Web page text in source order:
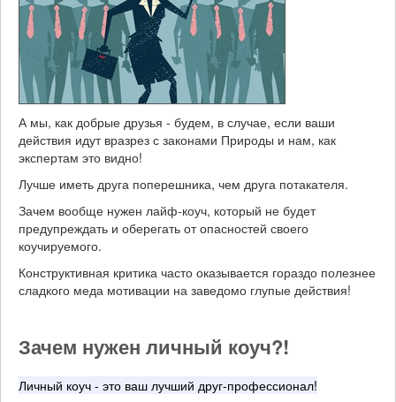
А мы, как добрые друзья - будем, в случае, если ваши
действия идут вразрез с законами Природы и нам, как
экспертам это видно!
Лучше иметь друга поперешника, чем друга потакателя.
Зачем вообще нужен лайф-коуч, который не будет
предупреждать и оберегать от опасностей своего
коучируемого.
Конструктивная критика часто оказывается гораздо полезнее
сладкого меда мотивации на заведомо глупые действия!
Зачем нужен личный коуч?!
Личный коуч - это ваш лучший друг-профессионал!